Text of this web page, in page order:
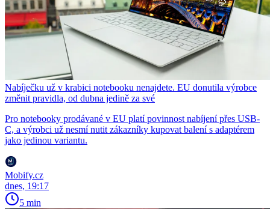
Nabíječku už v krabici notebooku nenajdete. EU donutila výrobce
změnit pravidla, od dubna jedině za své
Pro notebooky prodávané v EU platí povinnost nabíjení přes USB-
C, a výrobci už nesmí nutit zákazníky kupovat balení s adaptérem
jako jedinou variantu.
Mobify.cz
dnes, 19:17
5 min